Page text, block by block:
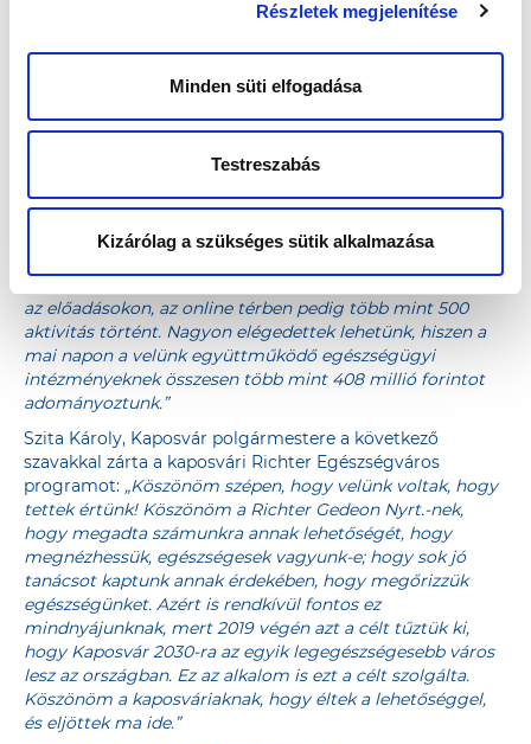
Részletek megjelenítése
Minden süti elfogadása
Testreszabás
Kizárólag a szükséges sütik alkalmazása
A nap végén Dr. Kozma Róbert, a Richter Gedeon Nyrt.
meg az érdeklődőkkel az alábbi számokat, melyek jelzik,
valójában mennyire fontos a városnak a rendezvény.„12
programot, melynek első állomása Kaposvár volt. Az idén
egészségfejlesztés, ezt mutatja az is, hogy a mai volt a 80.
Egészségváros rendezvényünk. A kaposvári
az előadásokon, az online térben pedig több mint 500
aktivitás történt. Nagyon elégedettek lehetünk, hiszen a
mai napon a velünk együttműködő egészségügyi
intézményeknek összesen több mint 408 millió forintot
adományoztunk.”
Szita Károly, Kaposvár polgármestere a következő
szavakkal zárta a kaposvári Richter Egészségváros
programot: „Köszönöm szépen, hogy velünk voltak, hogy
tettek értünk! Köszönöm a Richter Gedeon Nyrt.-nek,
hogy megadta számunkra annak lehetőségét, hogy
megnézhessük, egészségesek vagyunk-e; hogy sok jó
tanácsot kaptunk annak érdekében, hogy megőrizzük
egészségünket. Azért is rendkívül fontos ez
mindnyájunknak, mert 2019 végén azt a célt tűztük ki,
hogy Kaposvár 2030-ra az egyik legegészségesebb város
lesz az országban. Ez az alkalom is ezt a célt szolgálta.
Köszönöm a kaposváriaknak, hogy éltek a lehetőséggel,
és eljöttek ma ide.”